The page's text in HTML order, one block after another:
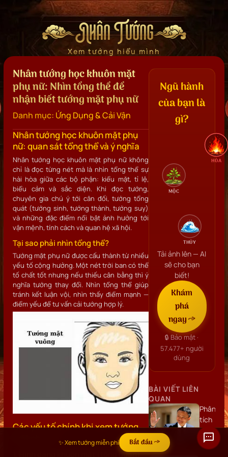
Nhân Tướng
Xem tướng hiểu mình
Nhân tướng học khuôn mặt
phụ nữ: Nhìn tổng thể để
nhận biết tướng mặt phụ nữ
Danh mục: Ứng Dụng & Cải Vận
Nhân tướng học khuôn mặt phụ
nữ: quan sát tổng thể và ý nghĩa
Nhân tướng học khuôn mặt phụ nữ không
chỉ là đọc từng nét mà là nhìn tổng thể sự
hài hòa giữa các bộ phận: kiểu mặt, tỉ lệ,
biểu cảm và sắc diện. Khi đọc tướng,
chuyên gia chú ý tới cân đối, tướng tổng
quát (tướng sinh, tướng thành, tướng suy)
và những đặc điểm nổi bật ảnh hưởng tới
vận mệnh, tính cách và quan hệ xã hội.
Tại sao phải nhìn tổng thể?
Tướng mặt phụ nữ được cấu thành từ nhiều
yếu tố cộng hưởng. Một nét trời ban có thể
tố chất tốt nhưng nếu thiếu cân bằng thì ý
nghĩa tướng thay đổi. Nhìn tổng thể giúp
tránh kết luận vội, nhìn thấy điểm mạnh —
điểm yếu để tư vấn cải tướng hợp lý.
Các yếu tố chính khi xem tướng
1. Hình dáng khuôn mặt (tổng quan)
Ngũ hành
của bạn là
gì?
HỎA
THỦY
MỘC
Tải ảnh lên — AI
sẽ cho bạn
biết!
Khám
phá
ngay →
🔒 Bảo mật ·
57.477+ người
dùng
BÀI VIẾT LIÊN
QUAN
Phân
tích
khuôn
mặt
Jack
✨ Xem tướng miễn phí Bắt đầu →